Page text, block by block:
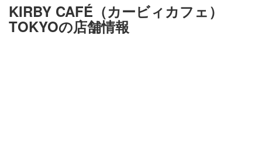
KIRBY CAFÉ（カービィカフェ）
TOKYOの店舗情報